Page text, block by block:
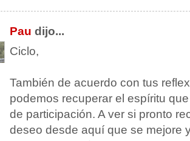
Pau dijo...
Ciclo,
También de acuerdo con tus
podemos recuperar el espíritu
de participación. A ver si pronto
deseo desde aquí que se mejore